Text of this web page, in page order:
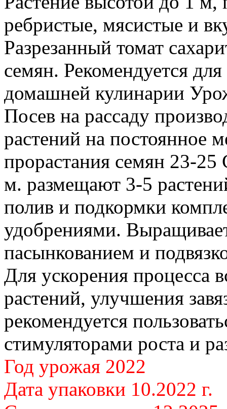
ребристые, мясистые и
Разрезанный томат
семян. Рекомендуется
домашней кулинарии
Посев на рассаду
растений на постоянное
прорастания семян 23-
м. размещают 3-5
полив и подкормки
удобрениями.
пасынкованием и
Для ускорения процесса
растений, улучшения
рекомендуется
стимуляторами роста и
Год урожая 2022
Дата упаковки 10.2022 г.